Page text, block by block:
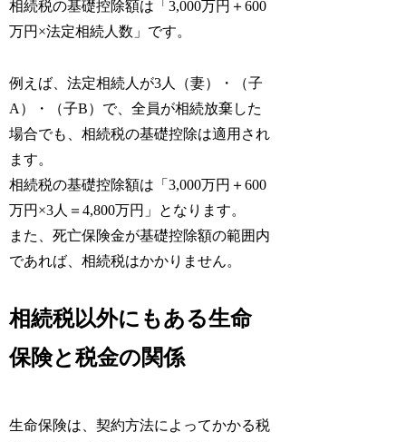
相続税の基礎控除額は「3,000万円＋600
万円×法定相続人数」です。
例えば、法定相続人が3人（妻）・（子
A）・（子B）で、全員が相続放棄した
場合でも、相続税の基礎控除は適用され
ます。
相続税の基礎控除額は「3,000万円＋600
万円×3人＝4,800万円」となります。
また、死亡保険金が基礎控除額の範囲内
であれば、相続税はかかりません。
相続税以外にもある生命
保険と税金の関係
生命保険は、契約方法によってかかる税